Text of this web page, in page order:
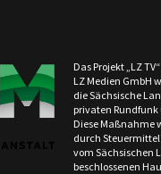
Das Projekt „LZ
LZ Medien GmbH
die Sächsische
privaten Rundfunk
Diese
durch
vom Sächsischen
beschlossenen